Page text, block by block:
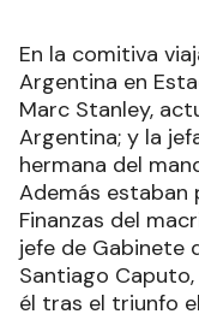
En la comitiva
Argentina en
Marc Stanley,
Argentina; y la
hermana del
Además estaban
Finanzas del
jefe de Gabinete
Santiago
él tras el triunfo